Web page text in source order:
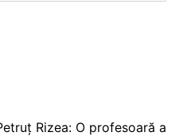
Rizea: O profesoară a